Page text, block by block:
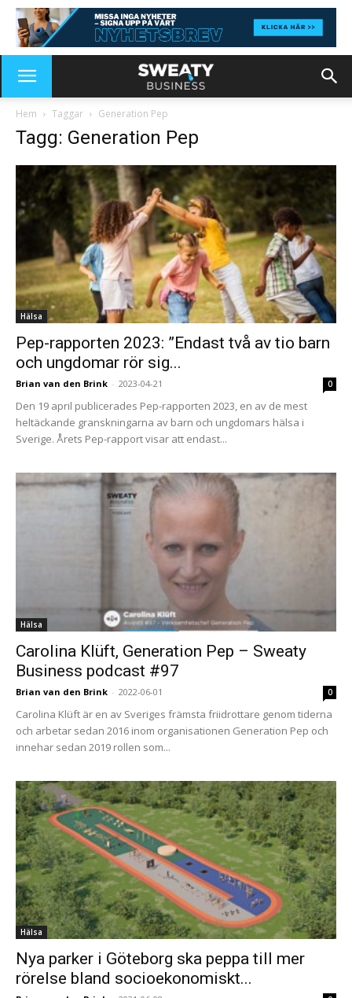
Hem Taggar Generation Pep
Tagg: Generation Pep
Hälsa
Pep-rapporten 2023: ”Endast två av tio barn
och ungdomar rör sig...
Brian van den Brink - 2023-04-21 0
Den 19 april publicerades Pep-rapporten 2023, en av de mest
heltäckande granskningarna av barn och ungdomars hälsa i
Sverige. Årets Pep-rapport visar att endast...
Hälsa
Carolina Klüft, Generation Pep – Sweaty
Business podcast #97
Brian van den Brink - 2022-06-01 0
Carolina Klüft är en av Sveriges främsta friidrottare genom tiderna
och arbetar sedan 2016 inom organisationen Generation Pep och
innehar sedan 2019 rollen som...
Hälsa
Nya parker i Göteborg ska peppa till mer
rörelse bland socioekonomiskt...